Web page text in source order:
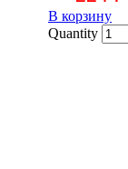
В корзину
Quantity